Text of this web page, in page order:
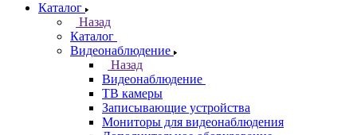
Каталог
Назад
Каталог
Видеонаблюдение
Назад
Видеонаблюдение
ТВ камеры
Записывающие устройства
Мониторы для видеонаблюдения